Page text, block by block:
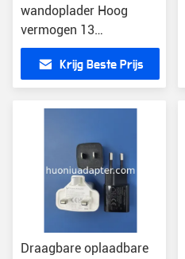
wandoplader Hoog
vermogen 13
Uitgangsstroom 2.22A
Krijg Beste Prijs
Draagbare oplaadbare